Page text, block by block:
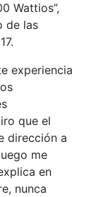
Wattios”,
de las
experiencia
que el
dirección a
me
en
nunca